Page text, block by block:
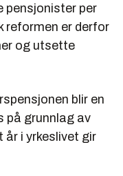
pensjonister per
reformen er derfor
og utsette
blir en
på grunnlag av
år i yrkeslivet gir